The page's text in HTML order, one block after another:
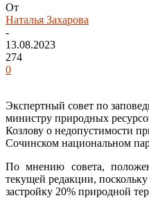
От
Наталья Захарова
-
13.08.2023
274
0
Экспертный совет по
министру природных
Козлову о недопустимости
Сочинском национальном
По мнению совета,
текущей редакции,
застройку 20% природной